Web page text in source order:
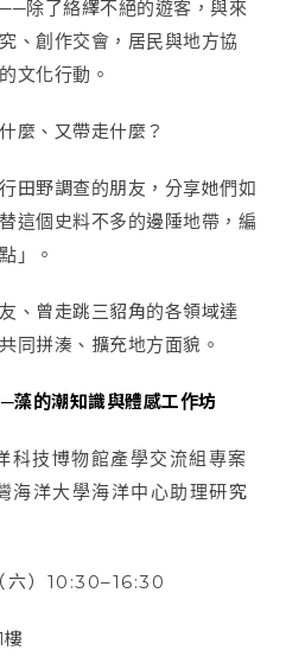
──除了絡繹不絕的遊客，與來
、創作交會， 居民與地方協
文化行動。
麼、又帶走什麼？
田野調查的朋友， 分享她們如
替這個史料不多的邊陲地帶，編
」。
、曾走跳三貂角的各領域達
同拼湊、擴充地方面貌。
的潮知識與體感工作坊
科技博物館產學交流組專案
海洋大學海洋中心助理研究
六）10:30–16:30
樓